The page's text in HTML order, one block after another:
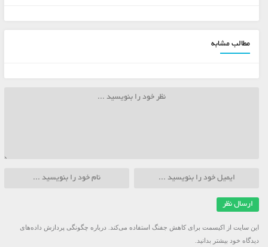
مطالب مشابه
این سایت از اکیسمت برای کاهش جفنگ استفاده می‌کند. درباره چگونگی پردازش داده‌های
دیدگاه خود بیشتر بدانید.